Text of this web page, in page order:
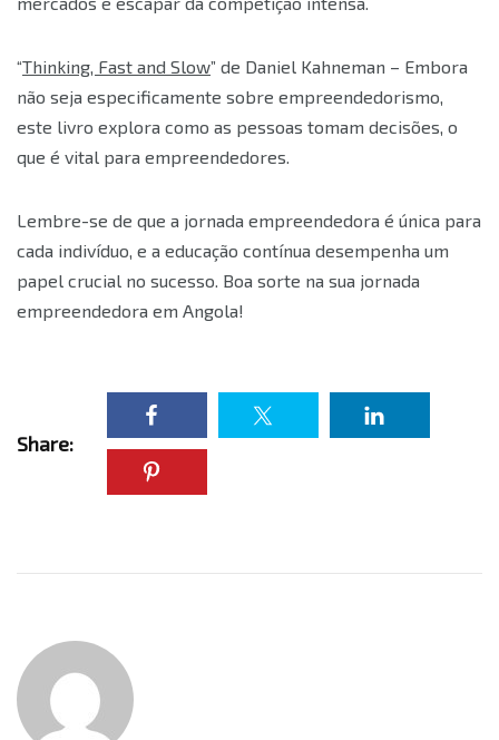
“Thinking, Fast and Slow” de Daniel Kahneman – Embora
não seja especificamente sobre empreendedorismo,
este livro explora como as pessoas tomam decisões, o
que é vital para empreendedores.
Lembre-se de que a jornada empreendedora é única para
cada indivíduo, e a educação contínua desempenha um
papel crucial no sucesso. Boa sorte na sua jornada
empreendedora em Angola!
Share: